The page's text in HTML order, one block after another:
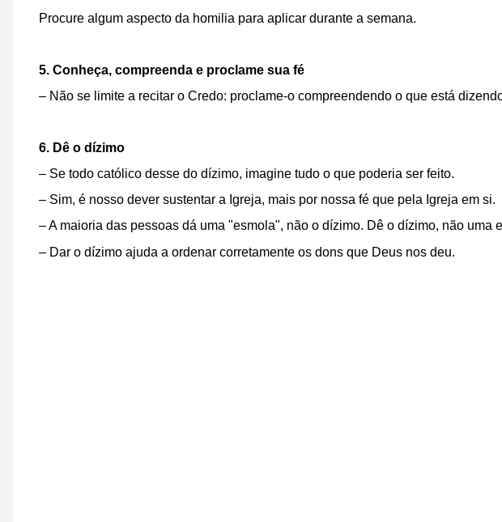
Procure algum aspecto da homilia para aplicar durante a semana.
5. Conheça, compreenda e proclame sua fé
– Não se limite a recitar o Credo: proclame-o compreendendo o que está
6. Dê o dízimo
– Se todo católico desse do dízimo, imagine tudo o que poderia ser feito.
– Sim, é nosso dever sustentar a Igreja, mais por nossa fé que pela Igreja em si.
– A maioria das pessoas dá uma "esmola", não o dízimo. Dê o dízimo, não uma
– Dar o dízimo ajuda a ordenar corretamente os dons que Deus nos deu.